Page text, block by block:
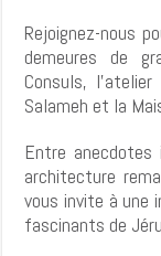
Rejoignez-nous
demeures de
Consuls,
Salameh et la
Entre anecdotes
architecture
vous invite à une
fascinants de